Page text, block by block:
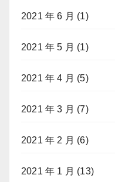
2021 年 6 月 (1)
2021 年 5 月 (1)
2021 年 4 月 (5)
2021 年 3 月 (7)
2021 年 2 月 (6)
2021 年 1 月 (13)